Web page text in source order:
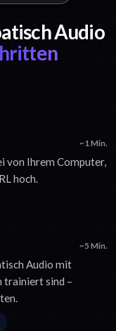
Audio
~1 Min.
von Ihrem Computer,
hoch.
~5 Min.
Audio mit
trainiert sind –